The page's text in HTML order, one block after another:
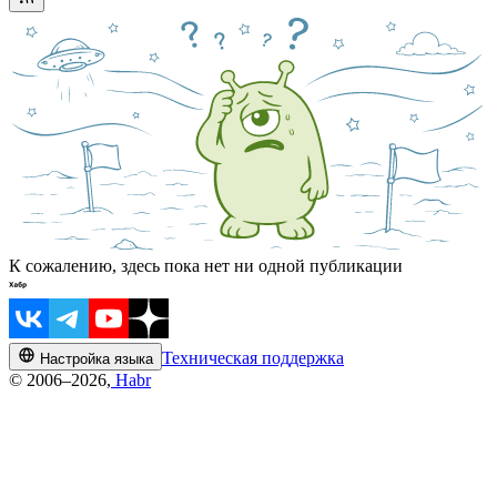
К сожалению, здесь пока нет ни одной публикации
Настройка языка Техническая поддержка
© 2006–2026, Habr